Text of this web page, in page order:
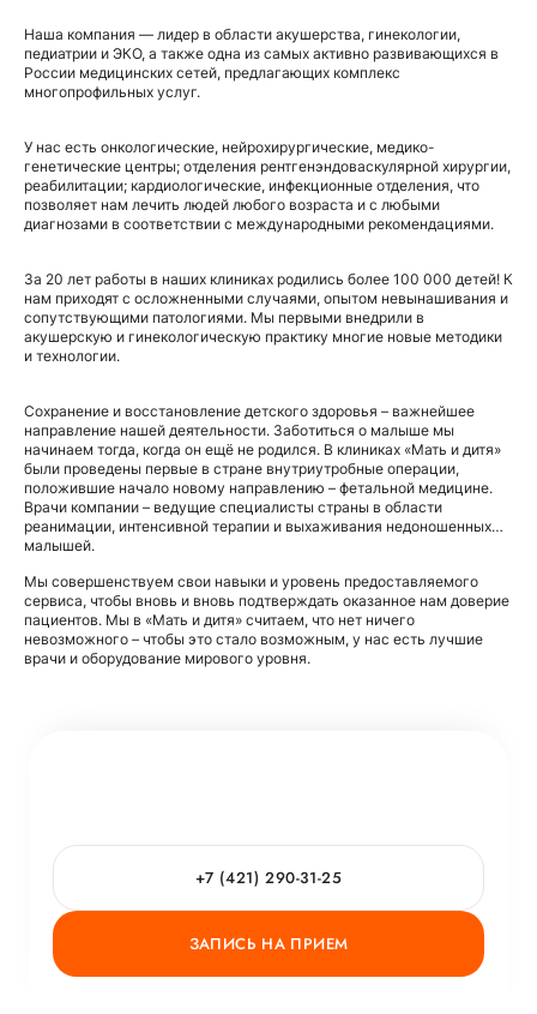
Наша компания — лидер в области акушерства, гинекологии,
педиатрии и ЭКО, а также одна из самых активно развивающихся в
России медицинских сетей, предлагающих комплекс
многопрофильных услуг.
У нас есть онкологические, нейрохирургические, медико-
генетические центры; отделения рентгенэндоваскулярной хирургии,
реабилитации; кардиологические, инфекционные отделения, что
позволяет нам лечить людей любого возраста и с любыми
диагнозами в соответствии с международными рекомендациями.
За 20 лет работы в наших клиниках родились более 100 000 детей! К
нам приходят с осложненными случаями, опытом невынашивания и
сопутствующими патологиями. Мы первыми внедрили в
акушерскую и гинекологическую практику многие новые методики
и технологии.
Сохранение и восстановление детского здоровья – важнейшее
направление нашей деятельности. Заботиться о малыше мы
начинаем тогда, когда он ещё не родился. В клиниках «Мать и дитя»
были проведены первые в стране внутриутробные операции,
положившие начало новому направлению – фетальной медицине.
Врачи компании – ведущие специалисты страны в области
реанимации, интенсивной терапии и выхаживания недоношенных
малышей.
Мы совершенствуем свои навыки и уровень предоставляемого
сервиса, чтобы вновь и вновь подтверждать оказанное нам доверие
пациентов. Мы в «Мать и дитя» считаем, что нет ничего
невозможного – чтобы это стало возможным, у нас есть лучшие
врачи и оборудование мирового уровня.
+7 (421) 290-31-25
ЗАПИСЬ НА ПРИЕМ